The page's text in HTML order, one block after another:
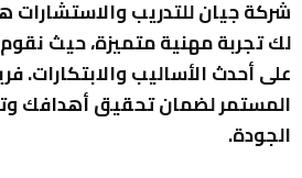
لك تجربة مهنية متميزة، حيث
على أحدث الأساليب والابتكارات.
المستمر لضمان تحقيق أهدافك
الجودة.